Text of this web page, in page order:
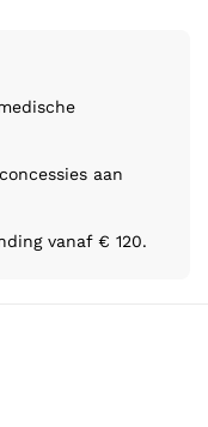
aan
vanaf € 120.